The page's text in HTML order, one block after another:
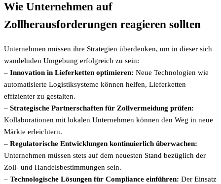
Wie Unternehmen auf
Zollherausforderungen reagieren sollten
Unternehmen müssen ihre Strategien überdenken, um in dieser sich
wandelnden Umgebung erfolgreich zu sein:
– Innovation in Lieferketten optimieren: Neue Technologien wie
automatisierte Logistiksysteme können helfen, Lieferketten
effizienter zu gestalten.
– Strategische Partnerschaften für Zollvermeidung prüfen:
Kollaborationen mit lokalen Unternehmen können den Weg in neue
Märkte erleichtern.
– Regulatorische Entwicklungen kontinuierlich überwachen:
Unternehmen müssen stets auf dem neuesten Stand bezüglich der
Zoll- und Handelsbestimmungen sein.
– Technologische Lösungen für Compliance einführen: Der Einsatz